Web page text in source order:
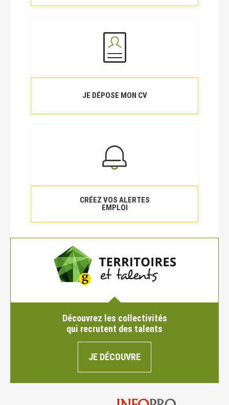
JE DÉPOSE MON CV
CRÉEZ VOS ALERTES
EMPLOI
Découvrez les collectivités
qui recrutent des talents
JE DÉCOUVRE